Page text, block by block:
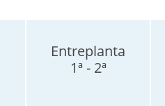
Entreplanta
1ª - 2ª